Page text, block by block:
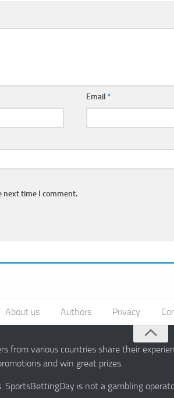
Email *
next time I comment.
About us Authors Privacy
from various countries share their
and win great prizes.
SportsBettingDay is not a gambling